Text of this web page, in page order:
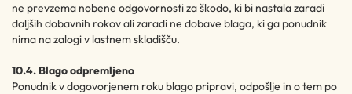
ne prevzema nobene odgovornosti za škodo, ki bi nastala zaradi
daljših dobavnih rokov ali zaradi ne dobave blaga, ki ga ponudnik
nima na zalogi v lastnem skladišču.
10.4. Blago odpremljeno
Ponudnik v dogovorjenem roku blago pripravi, odpošlje in o tem po